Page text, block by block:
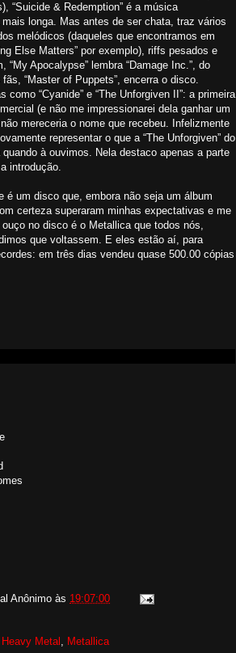
“Suicide & Redemption” é a música
longa. Mas antes de ser chata, traz vários
melódicos (daqueles que encontramos em
Else Matters” por exemplo), riffs pesados e
Apocalypse” lembra “Damage Inc.”, do
“Master of Puppets”, encerra o disco.
como “Cyanide” e “The Unforgiven II”: a primeira
(e não me impressionarei dela ganhar um
mereceria o nome que recebeu. Infelizmente
representar o que a “The Unforgiven” do
à ouvimos. Nela destaco apenas a parte
introdução.
é um disco que, embora não seja um álbum
certeza superaram minhas expectativas e me
no disco é o Metallica que todos nós,
que voltassem. E eles estão aí, para
em três dias vendeu quase 500.00 cópias
Anônimo às 19:07:00
Heavy Metal Metallica